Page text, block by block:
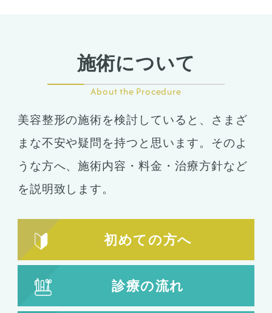
施術について
About the Procedure
美容整形の施術を検討していると、さまざ
まな不安や疑問を持つと思います。そのよ
うな方へ、施術内容・料金・治療方針など
を説明致します。
初めての方へ
診療の流れ